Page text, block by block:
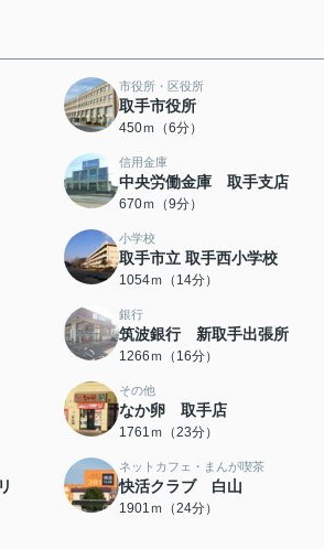
市役所・区役所
取手市役所
450ｍ（6分）
信用金庫
中央労働金庫 取手支店
670ｍ（9分）
小学校
取手市立 取手西小学校
1054ｍ（14分）
銀行
筑波銀行 新取手出張所
1266ｍ（16分）
その他
なか卵 取手店
1761ｍ（23分）
ネットカフェ・まんが喫茶
快活クラブ 白山
1901ｍ（24分）